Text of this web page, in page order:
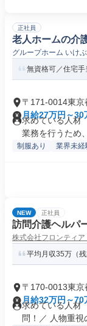
正社員
老人ホームの介
グループホーム いけ
無資格可／住宅
〒171-0014東京
月給27万円～30
求めている人材
業務を行うため
制服あり 業界未経
NEW 正社員
訪問介護ヘルパ
株式会社フロンティ
平均月収35万（
〒170-0013東
月給32万円～70
求めている人材
問！／ 人物重視